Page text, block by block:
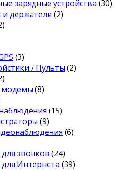
зарядные устройства (30)
и держатели (2)
(3)
/ Пульты (2)
модемы (8)
(15)
(9)
(6)
звонков (24)
Интернета (39)